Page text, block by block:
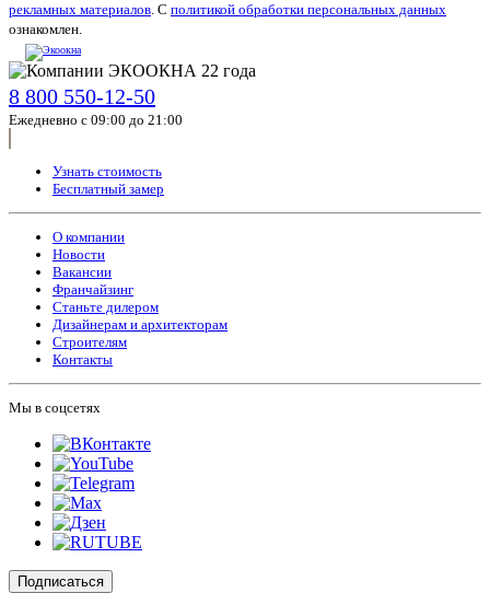
рекламных материалов. С политикой обработки персональных данных
ознакомлен.
8 800 550-12-50
Ежедневно с 09:00 до 21:00
Узнать стоимость
Бесплатный замер
О компании
Новости
Вакансии
Франчайзинг
Станьте дилером
Дизайнерам и архитекторам
Строителям
Контакты
Мы в соцсетях
Подписаться